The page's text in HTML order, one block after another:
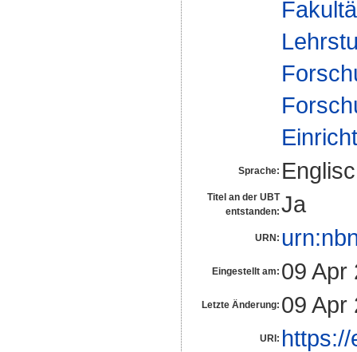
Sprache:
Titel an der UBT
entstanden: Ja
URN:
Eingestellt am: 09 Apr
Letzte Änderung: 09 Apr
URI: